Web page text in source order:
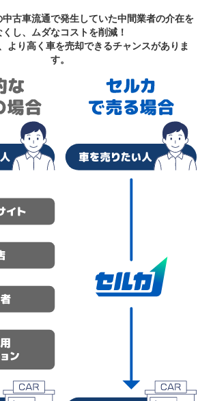
古車流通で発生していた中間業者の介在を
くし、ムダなコストを削減！
より高く車を売却できるチャンスがありま
す。